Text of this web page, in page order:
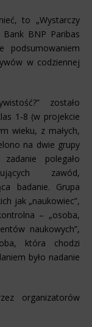
to „Wystarczy
BNP Paribas
podsumowaniem
w codziennej
zostało
1-8 (w projekcie
wieku, z małych,
na dwie grupy
polegało
zawód,
badanie. Grupa
jak „naukowiec”,
– „osoba,
naukowych”,
która chodzi
było nadanie
organizatorów